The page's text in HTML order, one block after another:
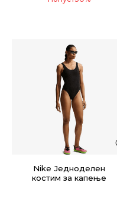
Nike Једноделен
костим за капење